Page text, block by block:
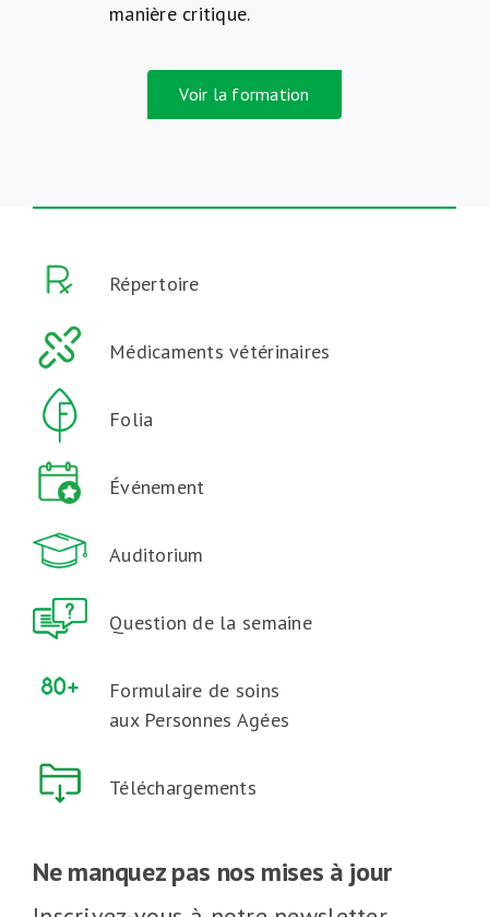
manière critique.
Voir la formation
Répertoire
Médicaments vétérinaires
Folia
Événement
Auditorium
Question de la semaine
Formulaire de soins
aux Personnes Agées
Téléchargements
Ne manquez pas nos mises à jour